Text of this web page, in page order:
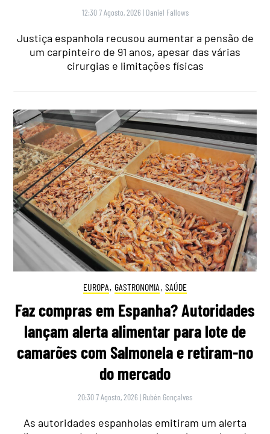
12:30 7 Agosto, 2026 | Daniel Fallows
Justiça espanhola recusou aumentar a pensão de
um carpinteiro de 91 anos, apesar das várias
cirurgias e limitações físicas
EUROPA, GASTRONOMIA , SAÚDE
Faz compras em Espanha? Autoridades
lançam alerta alimentar para lote de
camarões com Salmonela e retiram-no
do mercado
20:30 7 Agosto, 2026 | Rubén Gonçalves
As autoridades espanholas emitiram um alerta